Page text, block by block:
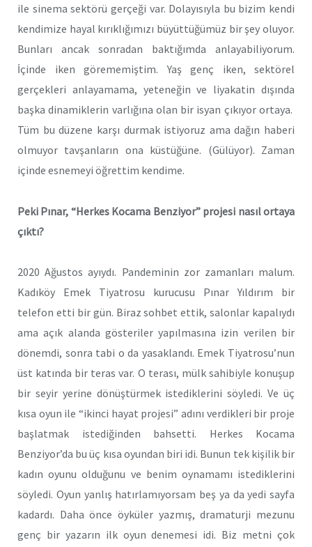
ile sinema sektörü gerçeği var. Dolayısıyla bu bizim kendi
kendimize hayal kırıklığımızı büyüttüğümüz bir şey oluyor.
Bunları ancak sonradan baktığımda anlayabiliyorum.
İçinde iken görememiştim. Yaş genç iken, sektörel
gerçekleri anlayamama, yeteneğin ve liyakatin dışında
başka dinamiklerin varlığına olan bir isyan çıkıyor ortaya.
Tüm bu düzene karşı durmak istiyoruz ama dağın haberi
olmuyor tavşanların ona küstüğüne. (Gülüyor). Zaman
içinde esnemeyi öğrettim kendime.
Peki Pınar, “Herkes Kocama Benziyor” projesi nasıl ortaya
çıktı?
2020 Ağustos ayıydı. Pandeminin zor zamanları malum.
Kadıköy Emek Tiyatrosu kurucusu Pınar Yıldırım bir
telefon etti bir gün. Biraz sohbet ettik, salonlar kapalıydı
ama açık alanda gösteriler yapılmasına izin verilen bir
dönemdi, sonra tabi o da yasaklandı. Emek Tiyatrosu’nun
üst katında bir teras var. O terası, mülk sahibiyle konuşup
bir seyir yerine dönüştürmek istediklerini söyledi. Ve üç
kısa oyun ile “ikinci hayat projesi” adını verdikleri bir proje
başlatmak istediğinden bahsetti. Herkes Kocama
Benziyor’da bu üç kısa oyundan biri idi. Bunun tek kişilik bir
kadın oyunu olduğunu ve benim oynamamı istediklerini
söyledi. Oyun yanlış hatırlamıyorsam beş ya da yedi sayfa
kadardı. Daha önce öyküler yazmış, dramaturji mezunu
genç bir yazarın ilk oyun denemesi idi. Biz metni çok